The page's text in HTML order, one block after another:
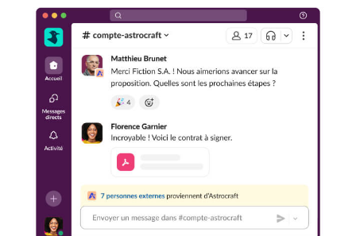
avec
des
multiplié
par 4